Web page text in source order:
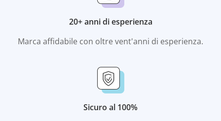
20+ anni di esperienza
Marca affidabile con oltre vent'anni di esperienza.
Sicuro al 100%